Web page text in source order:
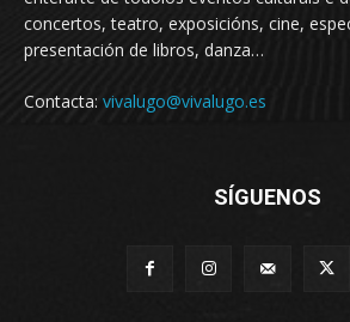
concertos, teatro, exposicións, cine,
presentación de libros, danza…
Contacta: vivalugo@vivalugo.es
SÍGUENOS